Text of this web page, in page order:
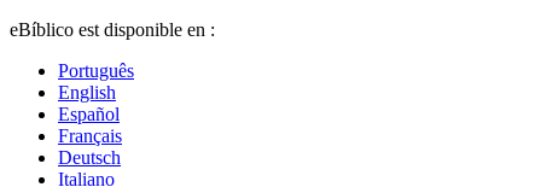
eBíblico est disponible en :
Português
English
Español
Français
Deutsch
Italiano